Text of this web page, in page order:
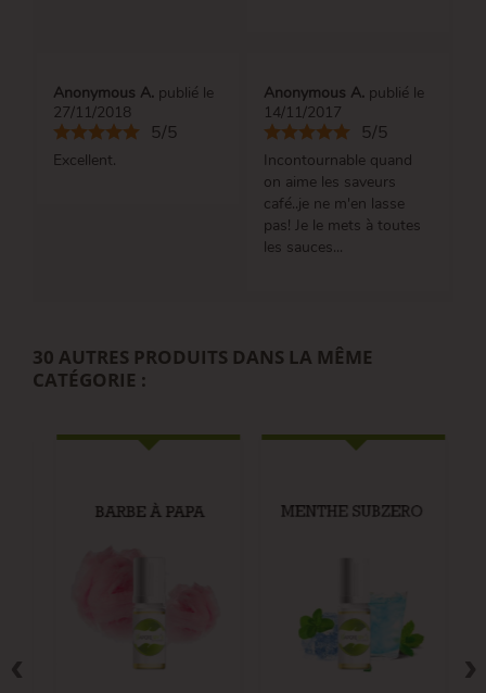
Anonymous A. publié le
27/11/2018
5/5
Excellent.
Anonymous A. publié le
14/11/2017
5/5
Incontournable quand
on aime les saveurs
café..je ne m'en lasse
pas! Je le mets à toutes
les sauces...
30 AUTRES PRODUITS DANS LA MÊME
CATÉGORIE :